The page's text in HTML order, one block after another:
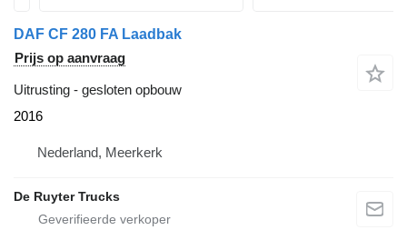
DAF CF 280 FA Laadbak
Prijs op aanvraag
Uitrusting - gesloten opbouw
2016
Nederland, Meerkerk
De Ruyter Trucks